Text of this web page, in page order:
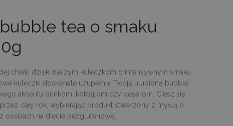
tea o smaku
chwili dzięki naszym kuleczkom o intensywnym smaku
kuleczki doskonale uzupełnią Twoją ulubioną bubble
akcentu drinkom, koktajlom czy deserom. Ciesz się
cały rok, wybierając produkt stworzony z myślą o
osobach na diecie bezglutenowej.